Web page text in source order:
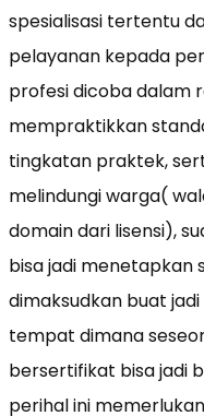
spesialisasi tertentu
pelayanan kepada
profesi dicoba dalam
mempraktikkan
tingkatan praktek,
melindungi warga(
domain dari lisensi),
bisa jadi menetapkan
dimaksudkan buat
tempat dimana
bersertifikat bisa jadi
perihal ini